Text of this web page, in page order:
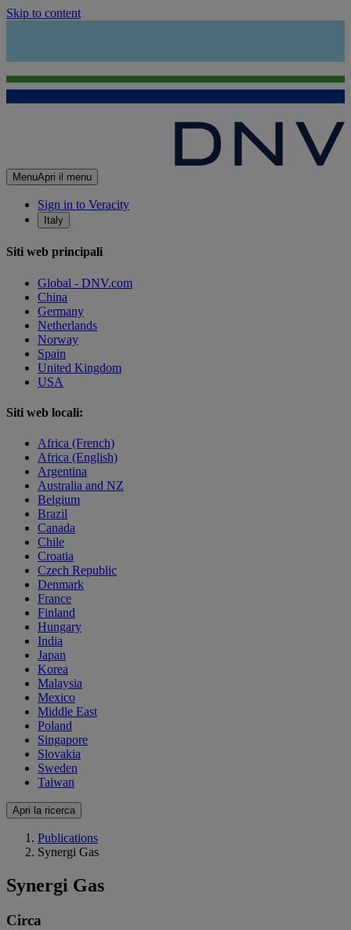
Skip to content
MenuApri il menu
Sign in to Veracity
Italy
Siti web principali
Global - DNV.com
China
Germany
Netherlands
Norway
Spain
United Kingdom
USA
Siti web locali:
Africa (French)
Africa (English)
Argentina
Australia and NZ
Belgium
Brazil
Canada
Chile
Croatia
Czech Republic
Denmark
France
Finland
Hungary
India
Japan
Korea
Malaysia
Mexico
Middle East
Poland
Singapore
Slovakia
Sweden
Taiwan
Apri la ricerca
Publications
Synergi Gas
Synergi Gas
Circa